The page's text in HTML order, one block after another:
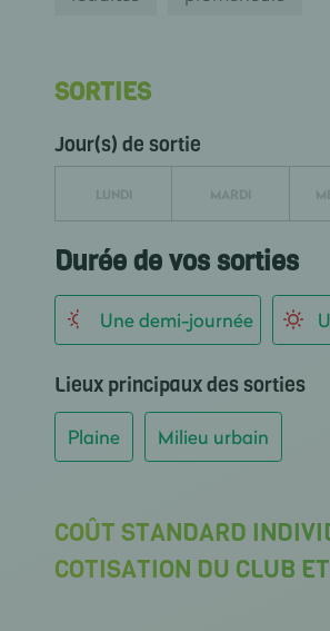
SORTIES
Jour(s) de sortie
LUNDI MARDI
Durée de vos sorties
Une demi-journée
Lieux principaux des sorties
Plaine Milieu urbain
COÛT STANDARD
COTISATION DU CLUB